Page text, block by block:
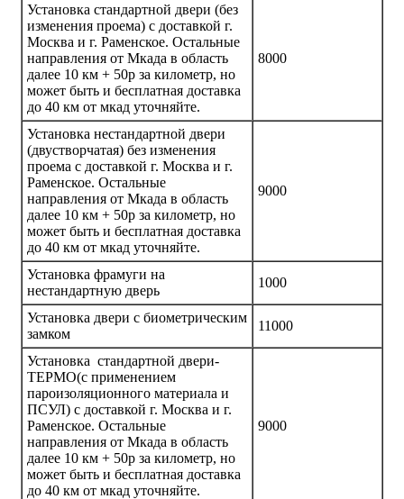
Установка стандартной двери (без
изменения проема) с доставкой г.
Москва и г. Раменское. Остальные
направления от Мкада в область
далее 10 км + 50р за километр, но
может быть и бесплатная доставка
до 40 км от мкад уточняйте.
8000
Установка нестандартной двери
(двустворчатая) без изменения
проема с доставкой г. Москва и г.
Раменское. Остальные
направления от Мкада в область
далее 10 км + 50р за километр, но
может быть и бесплатная доставка
до 40 км от мкад уточняйте.
9000
Установка фрамуги на
нестандартную дверь
1000
Установка двери с биометрическим
замком
11000
Установка стандартной двери-
ТЕРМО(с применением
пароизоляционного материала и
ПСУЛ) с доставкой г. Москва и г.
Раменское. Остальные
направления от Мкада в область
далее 10 км + 50р за километр, но
может быть и бесплатная доставка
до 40 км от мкад уточняйте.
9000